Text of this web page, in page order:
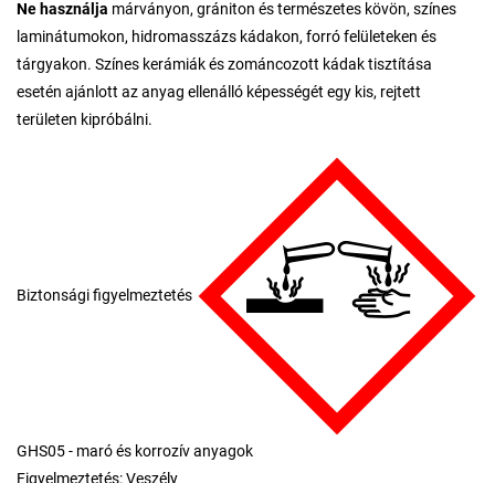
Ne használja márványon, grániton és természetes kövön, színes
laminátumokon, hidromasszázs kádakon, forró felületeken és
tárgyakon. Színes kerámiák és zománcozott kádak tisztítása
esetén ajánlott az anyag ellenálló képességét egy kis, rejtett
területen kipróbálni.
Biztonsági figyelmeztetés
GHS05 - maró és korrozív anyagok
Figyelmeztetés: Veszély